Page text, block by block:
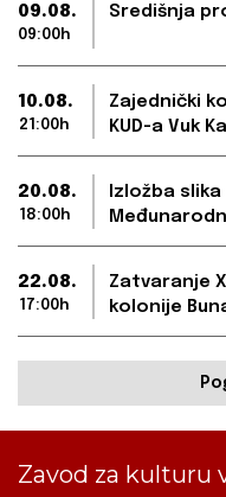
09.08.
09:00h
Središnja
10.08.
21:00h
Zajednički
KUD-a Vuk
20.08.
18:00h
Izložba slika
22.08.
17:00h
Zatvaranje
kolonije
Zavod za kulturu